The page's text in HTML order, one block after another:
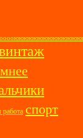
работа спорт